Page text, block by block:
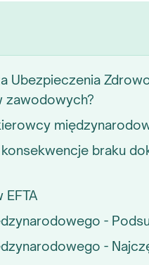
Ubezpieczenia
zawodowych?
braku
EFTA
-
-